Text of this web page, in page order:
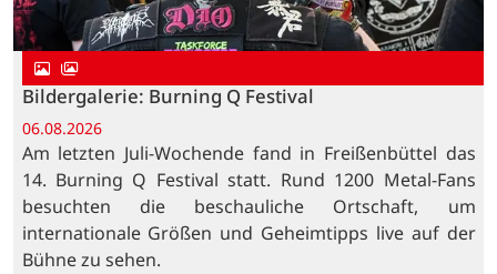
Bildergalerie: Burning Q Festival
06.08.2026
Am letzten Juli-Wochende fand in Freißenbüttel das
14. Burning Q Festival statt. Rund 1200 Metal-Fans
besuchten die beschauliche Ortschaft, um
internationale Größen und Geheimtipps live auf der
Bühne zu sehen.